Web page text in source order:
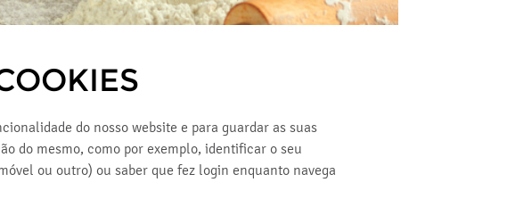
do nosso website e para guardar as suas
do mesmo, como por exemplo, identificar o seu
ou outro) ou saber que fez login enquanto navega